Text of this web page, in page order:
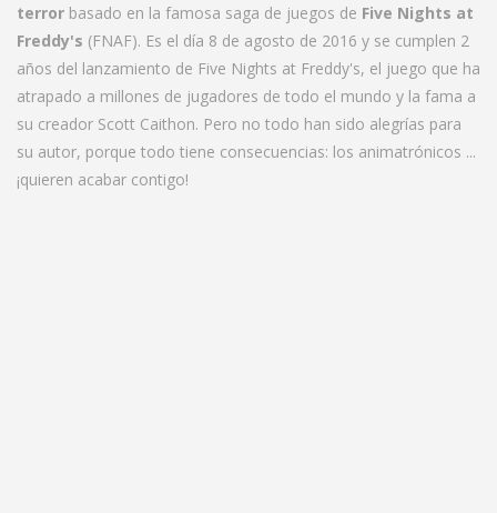
terror basado en la famosa saga de juegos de Five Nights at
Freddy's (FNAF). Es el día 8 de agosto de 2016 y se cumplen 2
años del lanzamiento de Five Nights at Freddy's, el juego que ha
atrapado a millones de jugadores de todo el mundo y la fama a
su creador Scott Caithon. Pero no todo han sido alegrías para
su autor, porque todo tiene consecuencias: los animatrónicos ...
¡quieren acabar contigo!